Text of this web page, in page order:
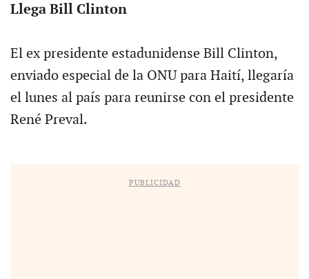
Llega Bill Clinton
El ex presidente estadunidense Bill Clinton,
enviado especial de la ONU para Haití, llegaría
el lunes al país para reunirse con el presidente
René Preval.
PUBLICIDAD